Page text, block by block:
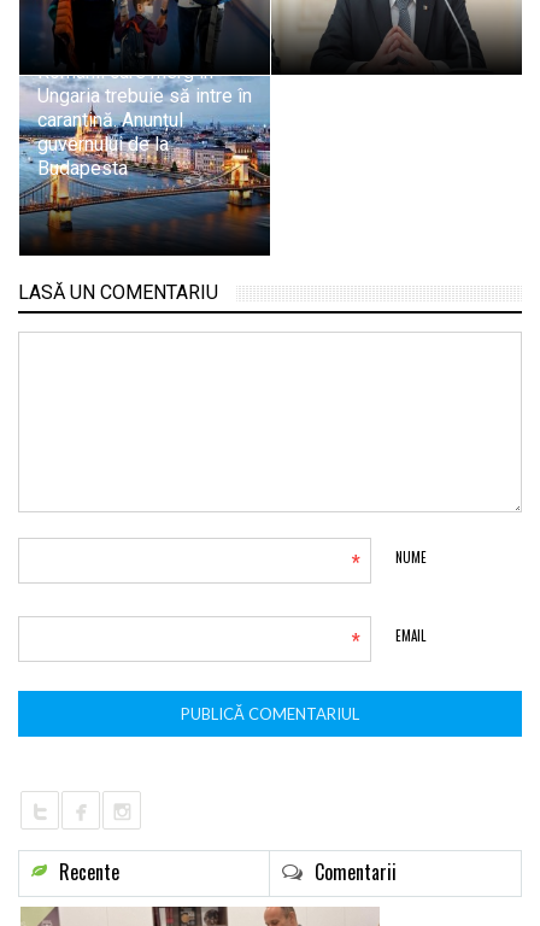
Românii care merg în
Ungaria trebuie să intre în
carantină. Anunțul
guvernului de la
Budapesta
LASĂ UN COMENTARIU
NUME
*
EMAIL
*
Recente Comentarii